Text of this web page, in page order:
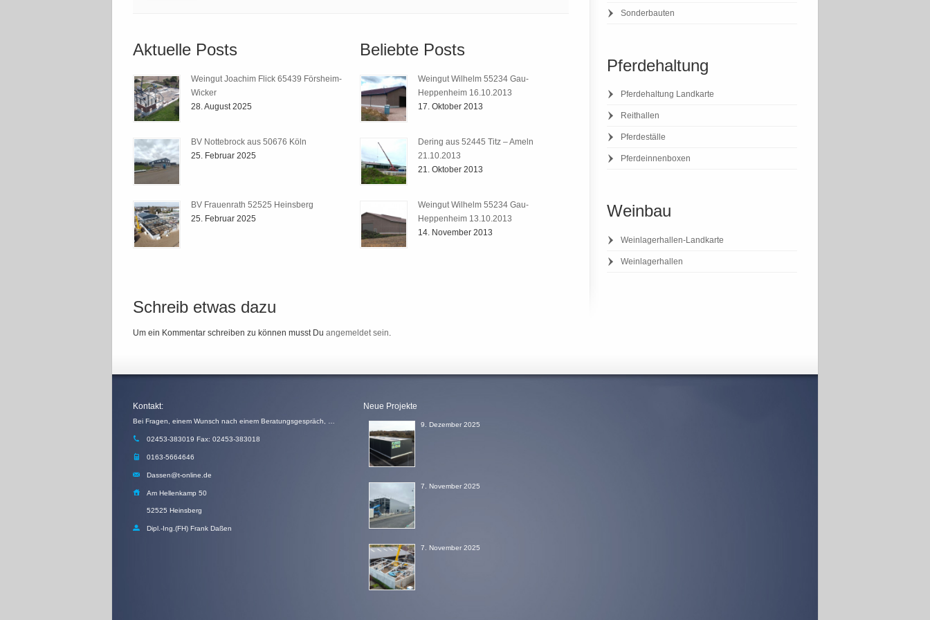
Aktuelle Posts
Weingut Joachim Flick 65439 Försheim-
Wicker
28. August 2025
BV Nottebrock aus 50676 Köln
25. Februar 2025
BV Frauenrath 52525 Heinsberg
25. Februar 2025
Beliebte Posts
Weingut Wilhelm 55234 Gau-
Heppenheim 16.10.2013
17. Oktober 2013
Dering aus 52445 Titz – Ameln
21.10.2013
21. Oktober 2013
Weingut Wilhelm 55234 Gau-
Heppenheim 13.10.2013
14. November 2013
Schreib etwas dazu
Um ein Kommentar schreiben zu können musst Du angemeldet sein.
Sonderbauten
Pferdehaltung
Pferdehaltung Landkarte
Reithallen
Pferdeställe
Pferdeinnenboxen
Weinbau
Weinlagerhallen-Landkarte
Weinlagerhallen
Kontakt:
02453-383019 Fax: 02453-383018
0163-5664646
Dassen@t-online.de
Am Hellenkamp 50
52525 Heinsberg
Dipl.-Ing.(FH) Frank Daßen
Neue Projekte
9. Dezember 2025
7. November 2025
7. November 2025